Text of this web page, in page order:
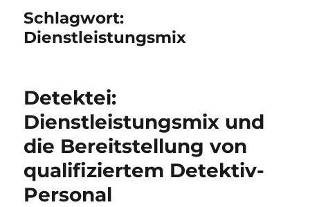
Schlagwort:
Dienstleistungsmix
Detektei:
Dienstleistungsmix und
die Bereitstellung von
qualifiziertem Detektiv-
Personal